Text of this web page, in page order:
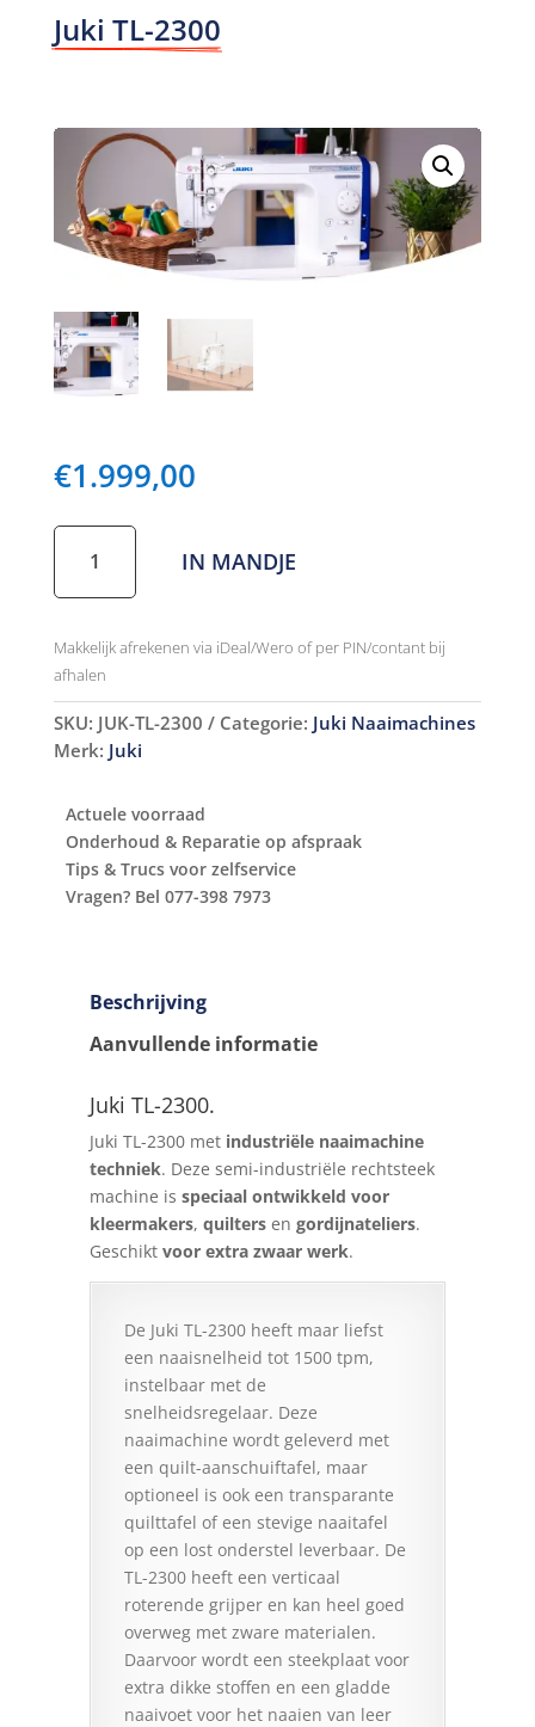
Juki TL-2300
€1.999,00
Juki
2300
IN MANDJE
Makkelijk afrekenen via iDeal/Wero of per PIN/contant bij
afhalen
SKU: JUK-TL-2300 Categorie: Juki Naaimachines
Merk: Juki
Actuele voorraad
Onderhoud & Reparatie op afspraak
Tips & Trucs voor zelfservice
Vragen? Bel 077-398 7973
Beschrijving
Aanvullende informatie
Juki TL-2300.
Juki TL-2300 met industriële naaimachine
techniek. Deze semi-industriële rechtsteek
machine is speciaal ontwikkeld voor
kleermakers, quiltersen gordijnateliers.
Geschikt voor extra zwaar werk.
De Juki TL-2300 heeft maar liefst
een naaisnelheid tot 1500 tpm,
instelbaar met de
snelheidsregelaar. Deze
naaimachine wordt geleverd met
een quilt-aanschuiftafel, maar
optioneel is ook een transparante
quilttafel of een stevige naaitafel
op een lost onderstel leverbaar. De
TL-2300 heeft een verticaal
roterende grijper en kan heel goed
overweg met zware materialen.
Daarvoor wordt een steekplaat voor
extra dikke stoffen en een gladde
naaivoet voor het naaien van leer